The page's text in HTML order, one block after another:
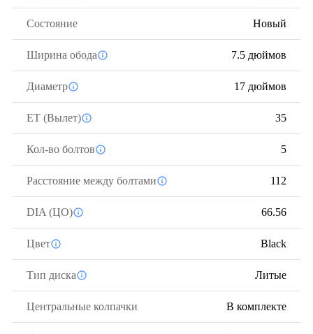
Состояние Новый
Ширина обода 7.5 дюймов
Диаметр 17 дюймов
ЕТ (Вылет) 35
Кол-во болтов 5
Расстояние между болтами 112
DIA (ЦО) 66.56
Цвет Black
Тип диска Литые
Центральные колпачки В комплекте